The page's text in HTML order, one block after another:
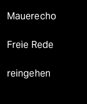
Mauerecho
Freie Rede
reingehen